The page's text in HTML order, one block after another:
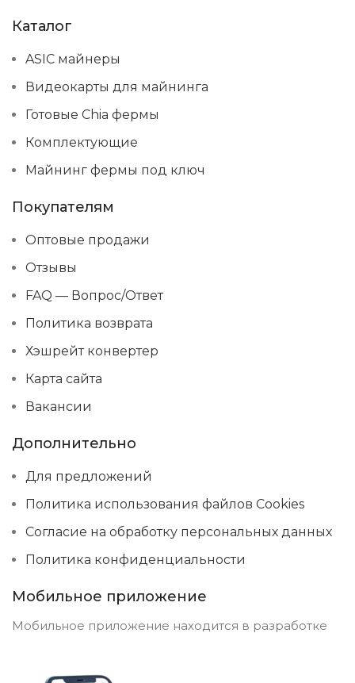
Каталог
ASIC майнеры
Видеокарты для майнинга
Готовые Chia фермы
Комплектующие
Майнинг фермы под ключ
Покупателям
Оптовые продажи
Отзывы
FAQ — Вопрос/Ответ
Политика возврата
Хэшрейт конвертер
Карта сайта
Вакансии
Дополнительно
Для предложений
Политика использования файлов Cookies
Согласие на обработку персональных данных
Политика конфиденциальности
Мобильное приложение
Мобильное приложение находится в разработке